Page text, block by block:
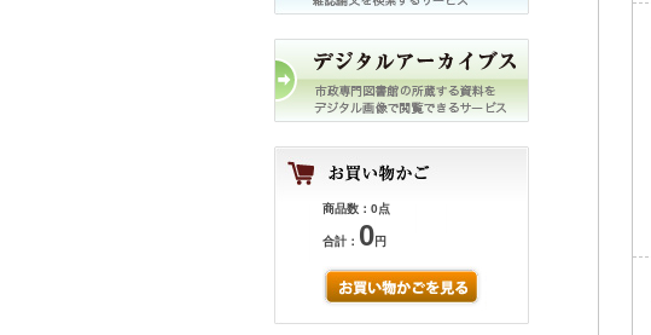
商品数：0点
合計： 0円